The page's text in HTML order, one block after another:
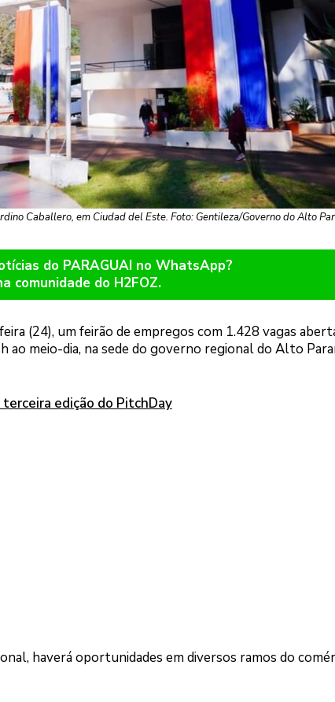
Caballero, em Ciudad del Este. Foto: Gentileza/Governo do Alto
do PARAGUAI no WhatsApp?
comunidade do H2FOZ.
(24), um feirão de empregos com 1.428 vagas
ao meio-dia, na sede do governo regional do Alto
edição do PitchDay
haverá oportunidades em diversos ramos do